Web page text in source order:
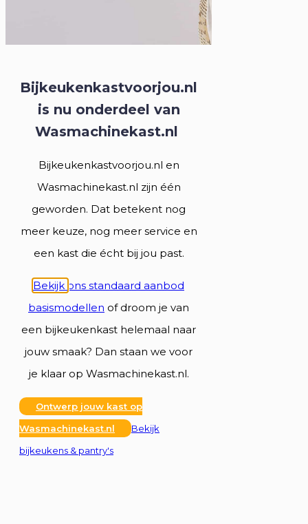
Bijkeukenkastvoorjou.nl
is nu onderdeel van
Wasmachinekast.nl
Bijkeukenkastvoorjou.nl en
Wasmachinekast.nl zijn één
geworden. Dat betekent nog
meer keuze, nog meer service en
een kast die écht bij jou past.
Bekijk ons standaard aanbod
basismodellen of droom je van
een bijkeukenkast helemaal naar
jouw smaak? Dan staan we voor
je klaar op Wasmachinekast.nl.
Ontwerp jouw kast op
Wasmachinekast.nl
Bekijk
bijkeukens & pantry's